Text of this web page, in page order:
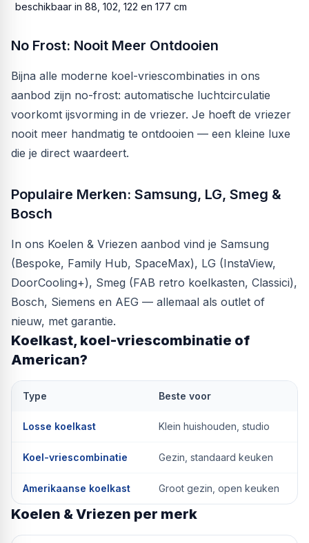
beschikbaar in 88, 102, 122 en 177 cm
No Frost: Nooit Meer Ontdooien
Bijna alle moderne koel-vriescombinaties in ons
aanbod zijn no-frost: automatische luchtcirculatie
voorkomt ijsvorming in de vriezer. Je hoeft de vriezer
nooit meer handmatig te ontdooien — een kleine luxe
die je direct waardeert.
Populaire Merken: Samsung, LG, Smeg &
Bosch
In ons Koelen & Vriezen aanbod vind je Samsung
(Bespoke, Family Hub, SpaceMax), LG (InstaView,
DoorCooling+), Smeg (FAB retro koelkasten, Classici),
Bosch, Siemens en AEG — allemaal als outlet of
nieuw, met garantie.
Koelkast, koel-vriescombinatie of
American?
Type Beste voor
Losse koelkast Klein huishouden, studio
Koel-vriescombinatie Gezin, standaard keuken
Amerikaanse koelkast Groot gezin, open keuken
Koelen & Vriezen per merk